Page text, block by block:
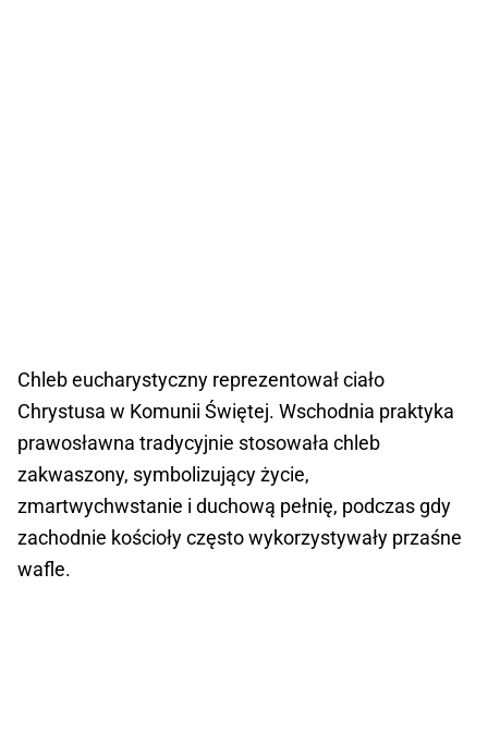
Chleb eucharystyczny reprezentował ciało
Chrystusa w Komunii Świętej. Wschodnia praktyka
prawosławna tradycyjnie stosowała chleb
zakwaszony, symbolizujący życie,
zmartwychwstanie i duchową pełnię, podczas gdy
zachodnie kościoły często wykorzystywały przaśne
wafle.